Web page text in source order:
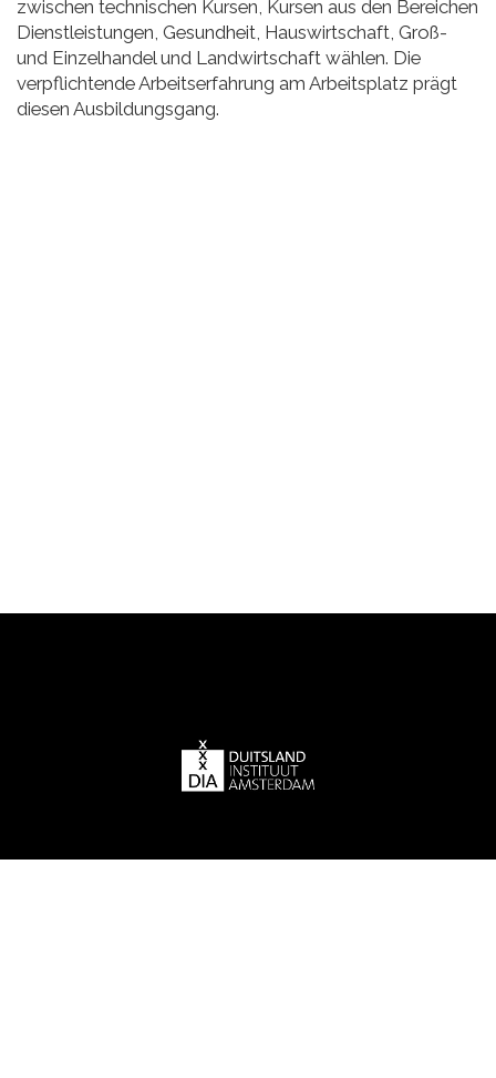
zwischen technischen Kursen, Kursen aus den Bereichen
Dienstleistungen, Gesundheit, Hauswirtschaft, Groß-
und Einzelhandel und Landwirtschaft wählen. Die
verpflichtende Arbeitserfahrung am Arbeitsplatz prägt
diesen Ausbildungsgang.